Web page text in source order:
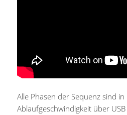
Alle Phasen der Sequenz sind
Ablaufgeschwindigkeit über